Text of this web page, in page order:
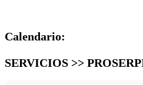
Calendario:
SERVICIOS >>